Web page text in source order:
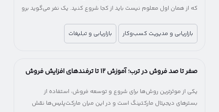
که از همان اول معلوم نیست باید از کجا شروع کنید. یک نفر می‌گوید برو
اول اینماد بگیر، یکی می‌گوید اصلاً لازم نیست. آخرش هم می‌مانید بین
چند راه، بدون اینکه بدانید کدام انتخاب درست‌تری است.
بازاریابی و مدیریت کسب‌وکار بازاریابی و تبلیغات
صفر تا صد فروش در ترب؛ آموزش ۱۲ تا ترفندهای افزایش فروش
یکی از موثرترین روش‌ها برای شروع و توسعه فروش، استفاده از
بسترهای دیجیتال مارکتینگ است و در این میان مارکت‌پلیس‌ها نقش